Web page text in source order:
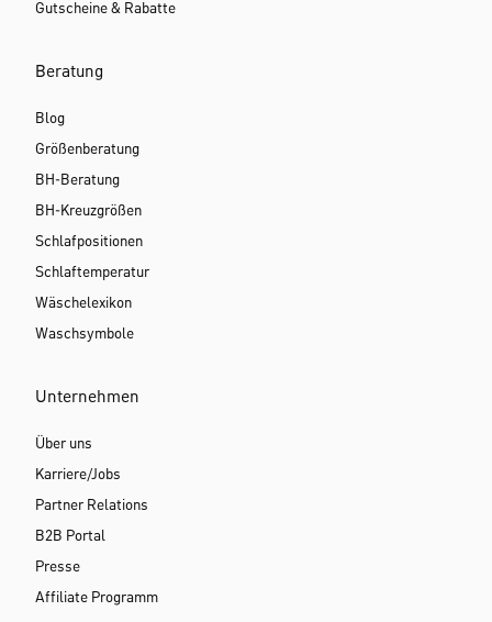
Gutscheine & Rabatte
Beratung
Blog
Größenberatung
BH-Beratung
BH-Kreuzgrößen
Schlafpositionen
Schlaftemperatur
Wäschelexikon
Waschsymbole
Unternehmen
Über uns
Karriere/Jobs
Partner Relations
B2B Portal
Presse
Affiliate Programm